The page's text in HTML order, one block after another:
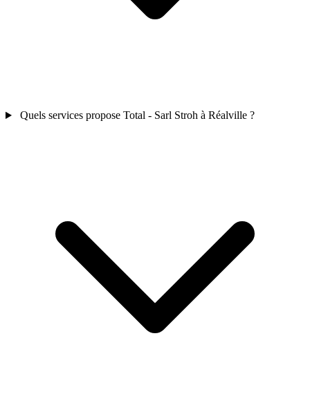
Quels services propose Total - Sarl Stroh à Réalville ?